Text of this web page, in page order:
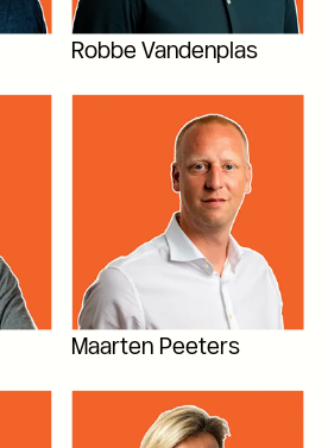
Robbe Vandenplas
Maarten Peeters